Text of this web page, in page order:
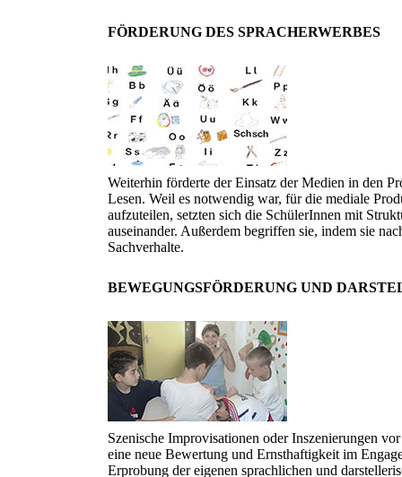
FÖRDERUNG DES SPRACHERWERBES
Weiterhin förderte der Einsatz der Medien in den
Lesen. Weil es notwendig war, für die mediale
aufzuteilen, setzten sich die SchülerInnen mit
auseinander. Außerdem begriffen sie, indem sie
Sachverhalte.
BEWEGUNGSFÖRDERUNG UND
Szenische Improvisationen oder Inszenierungen
eine neue Bewertung und Ernsthaftigkeit im
Erprobung der eigenen sprachlichen und